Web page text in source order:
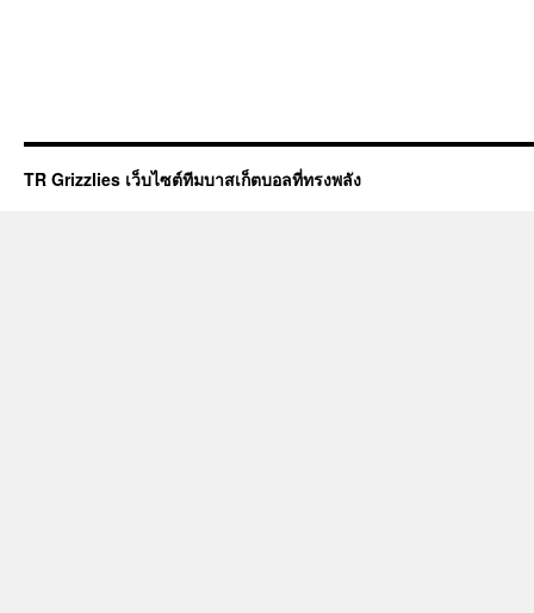
TR Grizzlies เว็บไซต์ทีมบาสเก็ตบอลที่ทรงพลัง